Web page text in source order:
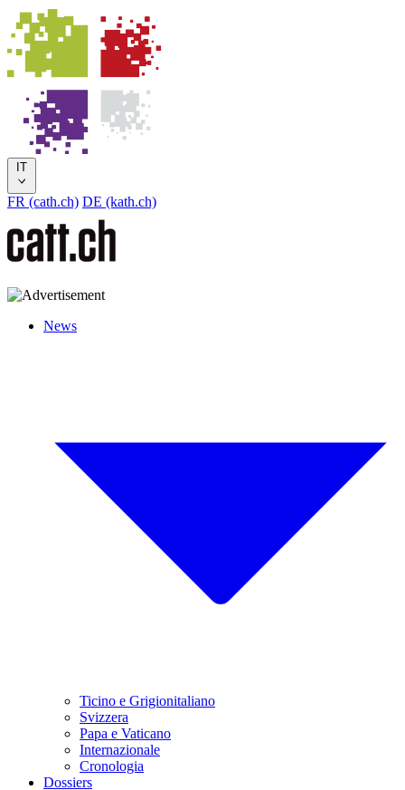
IT
FR (cath.ch) DE (kath.ch)
News
Ticino e Grigionitaliano
Svizzera
Papa e Vaticano
Internazionale
Cronologia
Dossiers